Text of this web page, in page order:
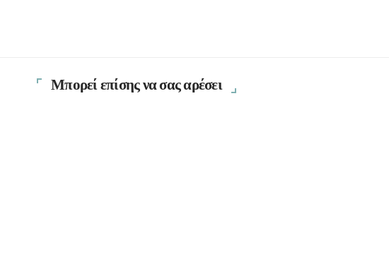
Μπορεί επίσης να σας αρέσει